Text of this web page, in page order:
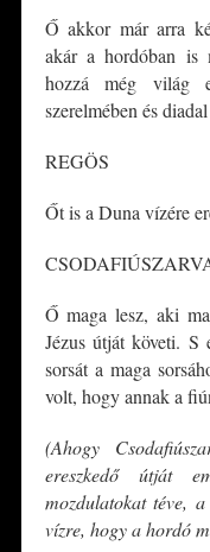
Ő akkor már arra
akár a hordóban is
hozzá még világ
szerelmében és
REGÖS
Őt is a Duna vízére
Ő maga lesz, aki
Jézus útját követi. S
sorsát a maga
volt, hogy annak a
(Ahogy
ereszkedő útját
mozdulatokat téve,
vízre, hogy a hordó